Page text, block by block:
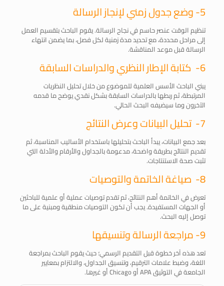
5- وضع جدول زمني لإنجاز الرسالة
تنظيم الوقت عنصر حاسم في نجاح الرسالة. يقوم الباحث بتقسيم العمل
إلى مراحل محددة، مع تحديد مدة زمنية لكل فصل، بما يضمن انتهاء
الرسالة قبل موعد المناقشة.
6- كتابة الإطار النظري والدراسات السابقة
يبني الباحث الأسس العلمية للموضوع من خلال تحليل النظريات
المرتبطة، ثم ربطها بالدراسات السابقة بشكل نقدي يوضح ما قدمه
الآخرون وما سيضيفه البحث الحالي.
7- تحليل البيانات وعرض النتائج
بعد جمع البيانات، يبدأ الباحث بتحليلها باستخدام الأساليب المناسبة، ثم
تقديم النتائج بطريقة واضحة، مدعومة بالجداول والأرقام والأدلة التي
تثبت صحة الاستنتاجات.
8- صياغة الخاتمة والتوصيات
تعرض في الخاتمة أهم النتائج، ثم تقدم توصيات عملية أو علمية للباحثين
أو الجهات المستفيدة. يجب أن تكون التوصيات منطقية ومبنية على ما
توصل إليه البحث.
9- مراجعة الرسالة وتنسيقها
تعد هذه آخر خطوة قبل التقديم الرسمي؛ حيث يقوم الباحث بمراجعة
اللغة، وضبط علامات الترقيم، وتنسيق الجداول، والالتزام بمعايير
الجامعة في التوثيق APA أو Chicago أو غيرها.